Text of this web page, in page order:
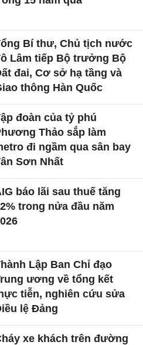
Bí thư, Chủ tịch nước
Lâm tiếp Bộ trưởng Bộ
đai, Cơ sở hạ tầng và
thông Hàn Quốc
đoàn của tỷ phú
Thảo sắp làm
đi ngầm qua sân bay
Sơn Nhất
báo lãi sau thuế tăng
trong nửa đầu năm
Lập Ban Chỉ đạo
ương về tổng kết
tiễn, nghiên cứu sửa
lệ Đảng
xe khách trên đường